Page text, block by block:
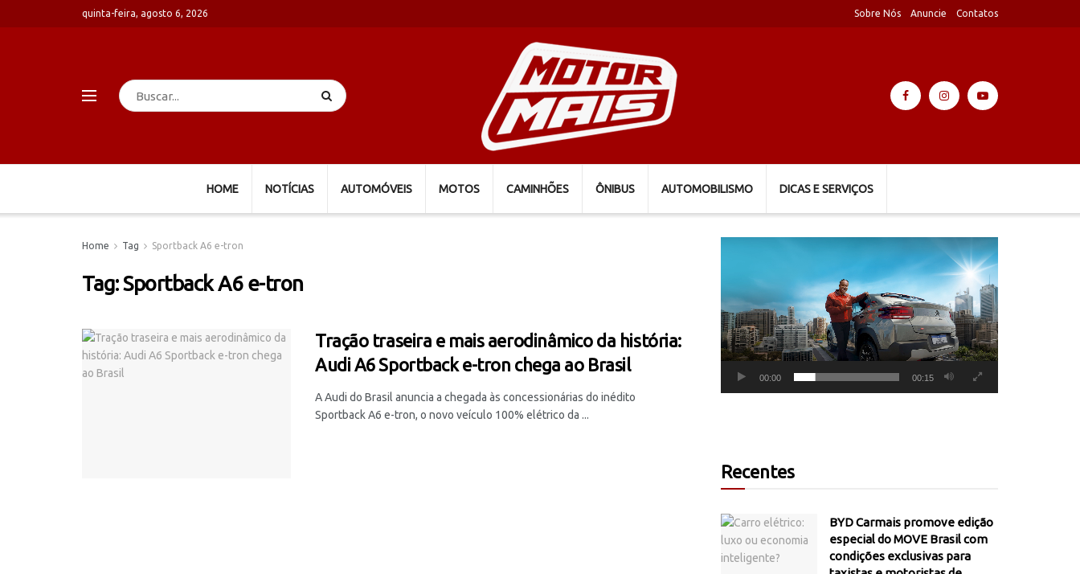
quinta-feira, agosto 6, 2026 Sobre Nós Anuncie Contatos
HOME NOTÍCIAS AUTOMÓVEIS MOTOS CAMINHÕES ÔNIBUS AUTOMOBILISMO DICAS E SERVIÇOS
Home Tag Sportback A6 e-tron
Tag:Sportback A6 e-tron
Tração traseira e mais aerodinâmico da história:
Audi A6 Sportback e-tron chega ao Brasil
A Audi do Brasil anuncia a chegada às concessionárias do inédito
Sportback A6 e-tron, o novo veículo 100% elétrico da ...
00:00 00:15
Recentes
BYD Carmais promove edição
especial do MOVE Brasil com
condições exclusivas para